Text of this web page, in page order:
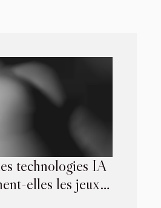
technologies IA
elles les jeux